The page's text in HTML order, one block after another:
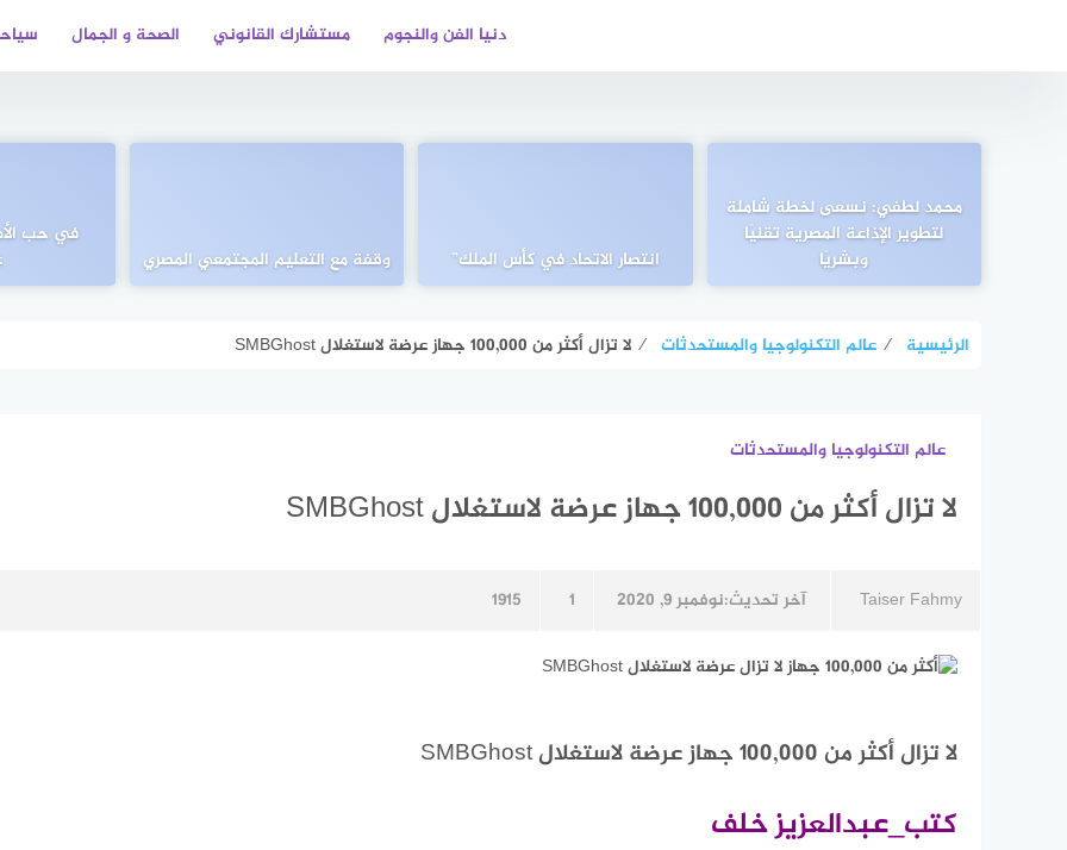
الصحة و الجمال مستشارك القانوني دنيا الفن والنجوم
في حب
وقفة مع التعليم المجتمعي المصري انتصار الاتحاد في كأس الملك”
محمد لطفي: نسعى لخطة شاملة
لتطوير الإذاعة المصرية تقنيًا
وبشريًا
الرئيسية ⁄ عالم التكنولوجيا والمستحدثات ⁄ لا تزال أكثر من 100,000 جهاز عرضة لاستغلال SMBGhost
عالم التكنولوجيا والمستحدثات
لا تزال أكثر من 100,000 جهاز عرضة لاستغلال SMBGhost
Taiser Fahmy آخر تحديث:نوفمبر 9, 2020 1
1915
لا تزال أكثر من 100,000 جهاز عرضة لاستغلال SMBGhost
كتب_عبدالعزيز خلف